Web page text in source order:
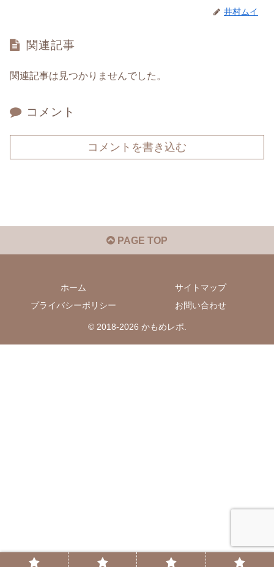
井村ムイ
関連記事
関連記事は見つかりませんでした。
コメント
コメントを書き込む
PAGE TOP
ホーム
サイトマップ
プライバシーポリシー
お問い合わせ
© 2018-2026 かもめレポ.